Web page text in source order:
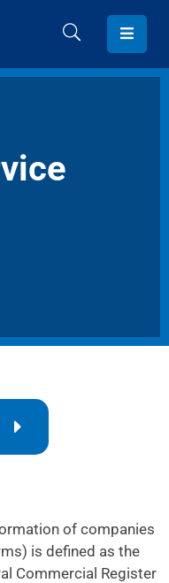
of companies
is defined as the
Commercial Register